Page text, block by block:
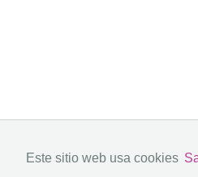
Este sitio web usa cookies